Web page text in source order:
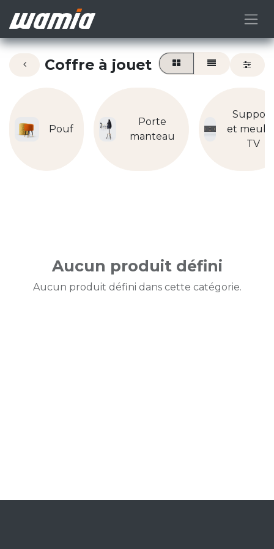
Coffre à jouet
Pouf
Porte
manteau
Support
et
TV
Aucun produit défini
Aucun produit défini dans cette catégorie.